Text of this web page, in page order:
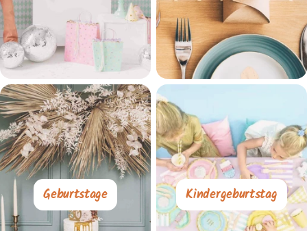
Geburtstage Kindergeburtstag